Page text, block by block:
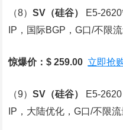
（8）SV （硅谷）
E5-
IP，国际BGP，G口/不限流
惊爆价：$ 259.00 立即抢
（9）SV （硅谷）
E5-
IP，大陆优化，G口/不限流